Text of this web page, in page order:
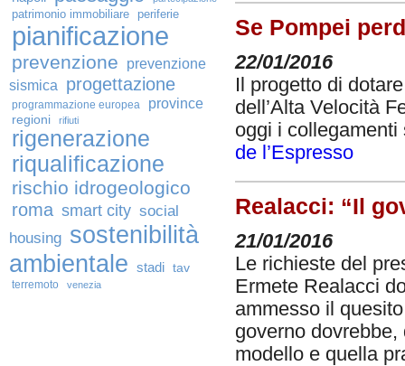
patrimonio immobiliare periferie
pianificazione
prevenzione
prevenzione
sismica
progettazione
programmazione europea province
regioni rifiuti
rigenerazione
riqualificazione
rischio idrogeologico
roma smart city social
housing sostenibilità
ambientale stadi tav
terremoto venezia
Se Pompei
22/01/2016
Il progetto di
dell’Alta Velocità
oggi i
de l’Espresso
Realacci: “Il
21/01/2016
Le richieste del
Ermete Realacci
ammesso il
governo
modello e quella